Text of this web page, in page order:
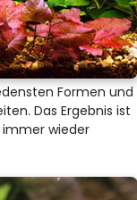
Formen und
Das Ergebnis ist
immer wieder